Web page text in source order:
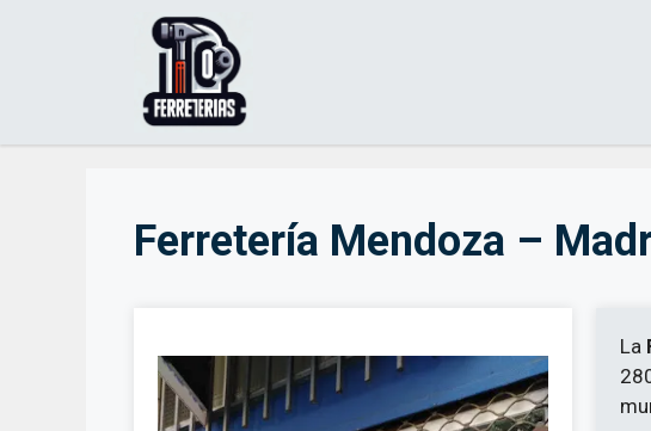
Ferretería Mendoza –
La